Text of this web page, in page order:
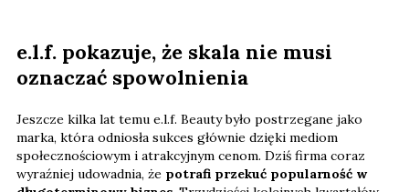
e.l.f. pokazuje, że skala nie musi
oznaczać spowolnienia
Jeszcze kilka lat temu e.l.f. Beauty było postrzegane jako
marka, która odniosła sukces głównie dzięki mediom
społecznościowym i atrakcyjnym cenom. Dziś firma coraz
wyraźniej udowadnia, że potrafi przekuć popularność w